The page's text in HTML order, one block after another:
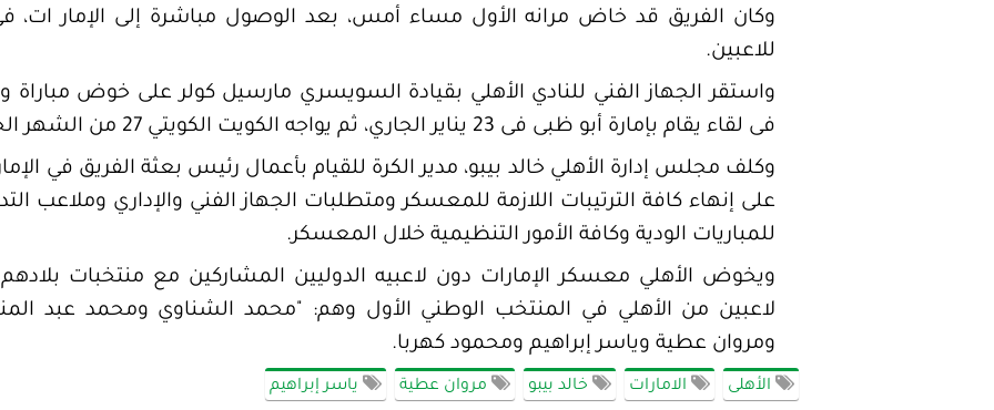
وكان الفريق قد خاض مرانه الأول مساء أمس، بعد الوصول مباشرة إلى الإمار ات،
للاعبين.
واستقر الجهاز الفني للنادي الأهلي بقيادة السويسري مارسيل كولر على خوض
فى لقاء يقام بإمارة أبو ظبى فى 23 يناير الجاري، ثم يواجه الكويت الكويتي 27 من الشهر الجاري.
وكلف مجلس إدارة الأهلي خالد بيبو، مدير الكرة للقيام بأعمال رئيس بعثة الفريق في
على إنهاء كافة الترتيبات اللازمة للمعسكر ومتطلبات الجهاز الفني والإداري وملاعب
للمباريات الودية وكافة الأمور التنظيمية خلال المعسكر.
لاعبين من الأهلي في المنتخب الوطني الأول وهم: "محمد الشناوي ومحمد عبد
ومروان عطية وياسر إبراهيم ومحمود كهربا.
الأهلى الامارات خالد بيبو مروان عطية ياسر إبراهيم